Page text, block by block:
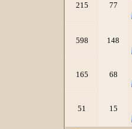
77
215
148
598
68
165
15
51